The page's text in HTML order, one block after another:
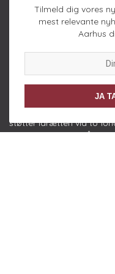
og politisk arbejde.
Sparekassen Danmark
støtter idrætten via to
samt ifm kåring af Årets
Tilmeld dig vores
mest relevante
Aarhus
JA